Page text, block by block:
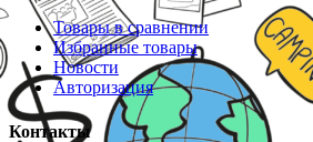
Товары в сравнении
Избранные товары
Новости
Авторизация
Контакты